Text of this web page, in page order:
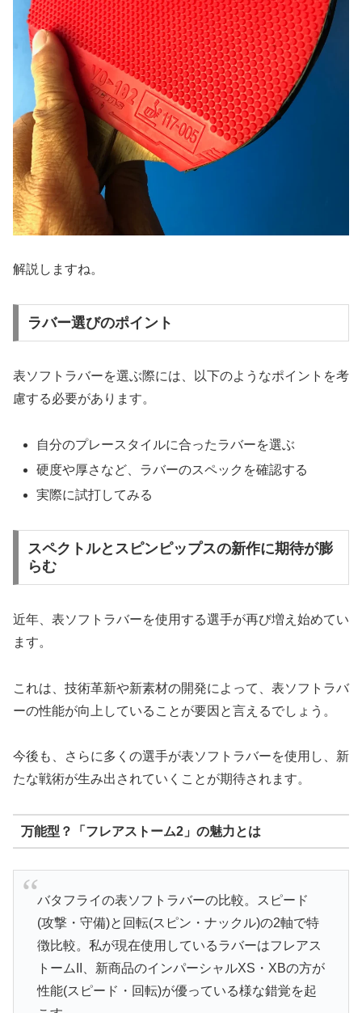
解説しますね。
ラバー選びのポイント
表ソフトラバーを選ぶ際には、以下のようなポイントを考
慮する必要があります。
自分のプレースタイルに合ったラバーを選ぶ
硬度や厚さなど、ラバーのスペックを確認する
実際に試打してみる
スペクトルとスピンピップスの新作に期待が膨
らむ
近年、表ソフトラバーを使用する選手が再び増え始めてい
ます。
これは、技術革新や新素材の開発によって、表ソフトラバ
ーの性能が向上していることが要因と言えるでしょう。
今後も、さらに多くの選手が表ソフトラバーを使用し、新
たな戦術が生み出されていくことが期待されます。
万能型？「フレアストーム2」の魅力とは
バタフライの表ソフトラバーの比較。スピード
(攻撃・守備)と回転(スピン・ナックル)の2軸で特
徴比較。私が現在使用しているラバーはフレアス
トームII、新商品のインパーシャルXS・XBの方が
性能(スピード・回転)が優っている様な錯覚を起